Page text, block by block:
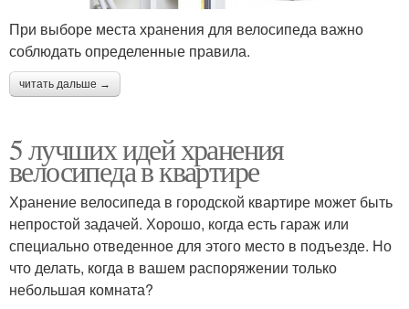
При выборе места хранения для велосипеда важно
соблюдать определенные правила.
читать дальше →
5 лучших идей хранения
велосипеда в квартире
Хранение велосипеда в городской квартире может быть
непростой задачей. Хорошо, когда есть гараж или
специально отведенное для этого место в подъезде. Но
что делать, когда в вашем распоряжении только
небольшая комната?